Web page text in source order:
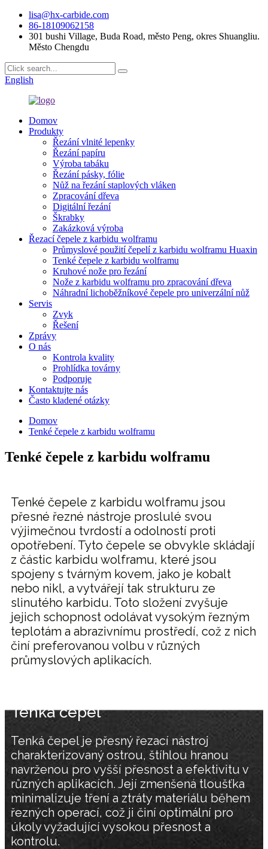
lisa@hx-carbide.com
86-18109062158
301 bushi Village, Buda Road, město Peng, okres Shuangliu.
Město Chengdu
English
Domov
Produkty
Řezání vlnité lepenky
Řezání papíru
Výroba tabáku
Řezání pásky, fólie
Nůž na řezání staplových vláken
Zpracování dřeva
Digitální řezání
Škrabky
Zakázková výroba
Řezací čepele z karbidu wolframu
Průmyslové použití čepelí z karbidu wolframu Huaxin
Tenké čepele z karbidu wolframu
Kruhové nože pro řezání
Nože z karbidu wolframu pro zpracování dřeva
Náhradní lichoběžníkové čepele pro univerzální nůž
Servis
Zvyk
Řešení
Zprávy
O nás
Kontrola kvality
Prohlídka továrny
Podporuje
Kontaktujte nás
Často kladené otázky
Domov
Tenké čepele z karbidu wolframu
Tenké čepele z karbidu wolframu
Tenké čepele z karbidu wolframu jsou
přesné řezné nástroje proslulé svou
výjimečnou tvrdostí a odolností proti
opotřebení. Tyto čepele se obvykle skládají
z částic karbidu wolframu, které jsou
spojeny s tvárným kovem, jako je kobalt
nebo nikl, a vytvářejí tak strukturu ze
slinutého karbidu. Toto složení zvyšuje
jejich schopnost odolávat vysokým řezným
teplotám a abrazivnímu prostředí, což z nich
činí preferovanou volbu v různých
průmyslových aplikacích.
Tenká čepel
Tenká čepel je přesný řezací nástroj
charakterizovaný ostrou, štíhlou hranou
navrženou pro vyšší přesnost a efektivitu v
různých aplikacích. Její zmenšená tloušťka
minimalizuje tření a ztráty materiálu během
řezných operací, což ji činí optimální pro
úkoly vyžadující vysokou přesnost a
kontrolu.